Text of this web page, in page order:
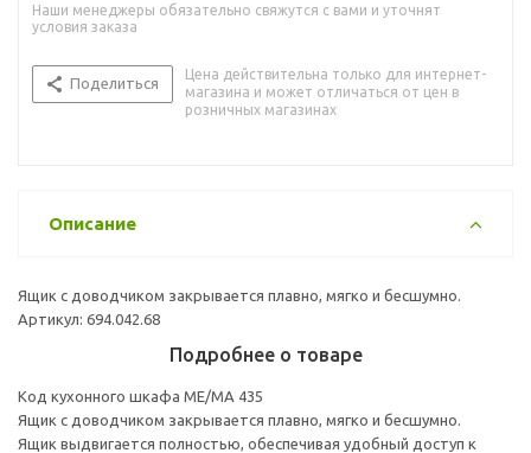
Наши менеджеры обязательно свяжутся с вами и уточнят
условия заказа
Поделиться
Цена действительна только для интернет-
магазина и может отличаться от цен в
розничных магазинах
Описание
Ящик с доводчиком закрывается плавно, мягко и бесшумно.
Артикул: 694.042.68
Подробнее о товаре
Код кухонного шкафа ME/MA 435
Ящик с доводчиком закрывается плавно, мягко и бесшумно.
Ящик выдвигается полностью, обеспечивая удобный доступ к